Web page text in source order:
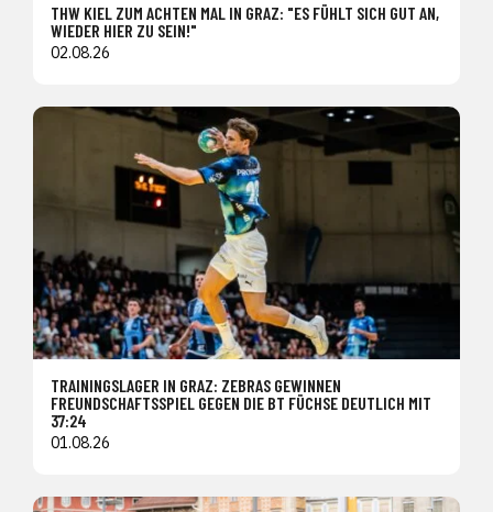
THW KIEL ZUM ACHTEN MAL IN GRAZ: "ES FÜHLT SICH GUT AN,
WIEDER HIER ZU SEIN!"
02.08.26
TRAININGSLAGER IN GRAZ: ZEBRAS GEWINNEN
FREUNDSCHAFTSSPIEL GEGEN DIE BT FÜCHSE DEUTLICH MIT
37:24
01.08.26